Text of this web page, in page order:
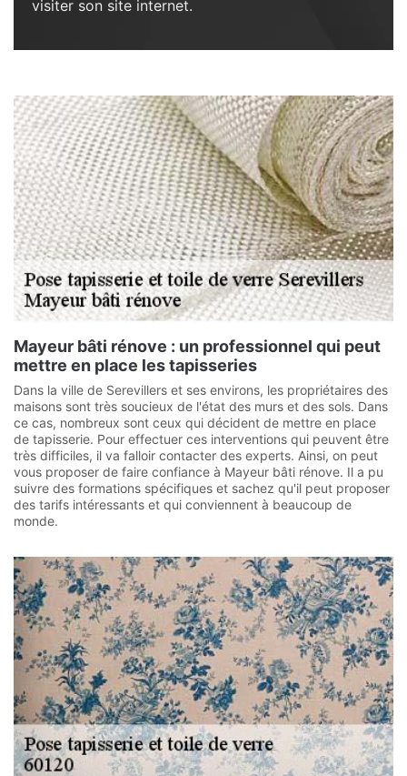
visiter son site internet.
Mayeur bâti rénove : un professionnel qui peut
mettre en place les tapisseries
Dans la ville de Serevillers et ses environs, les propriétaires des
maisons sont très soucieux de l'état des murs et des sols. Dans
ce cas, nombreux sont ceux qui décident de mettre en place
de tapisserie. Pour effectuer ces interventions qui peuvent être
très difficiles, il va falloir contacter des experts. Ainsi, on peut
vous proposer de faire confiance à Mayeur bâti rénove. Il a pu
suivre des formations spécifiques et sachez qu'il peut proposer
des tarifs intéressants et qui conviennent à beaucoup de
monde.